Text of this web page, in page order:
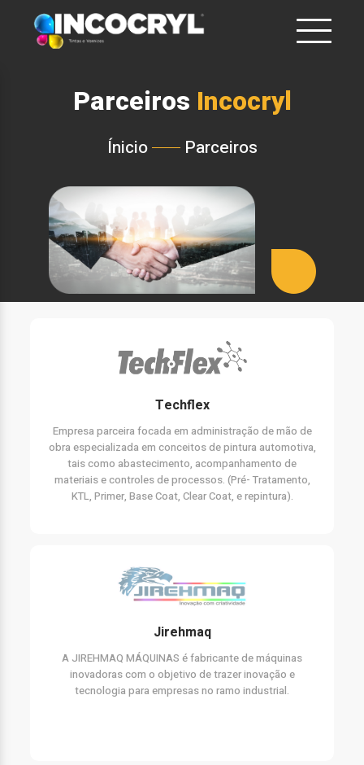
Parceiros Incocryl
Ínicio Parceiros
Techflex
Empresa parceira focada em administração de mão de
obra especializada em conceitos de pintura automotiva,
tais como abastecimento, acompanhamento de
materiais e controles de processos. (Pré- Tratamento,
KTL, Primer, Base Coat, Clear Coat, e repintura).
Jirehmaq
A JIREHMAQ MÁQUINAS é fabricante de máquinas
inovadoras com o objetivo de trazer inovação e
tecnologia para empresas no ramo industrial.